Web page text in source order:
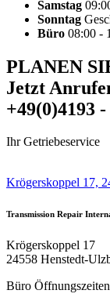
Samstag
Sonntag
Büro 08:00 -
PLANEN
Jetzt
+49(0)4193 -
Ihr Getriebeservice
Krögerskoppel 17,
Transmission Repair
Krögerskoppel 17
24558 Henstedt-
Büro